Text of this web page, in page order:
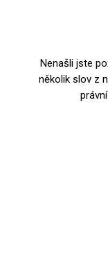
Nenašli jste
několik slov z